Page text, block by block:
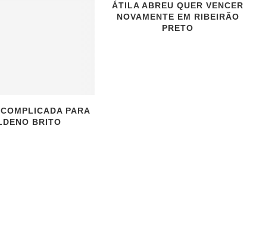
PARA
BRITO
ÁTILA ABREU QUER VENCER
NOVAMENTE EM RIBEIRÃO
PRETO